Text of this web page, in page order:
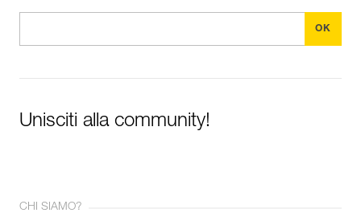
Unisciti alla community!
CHI SIAMO?